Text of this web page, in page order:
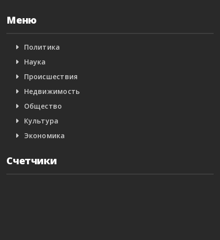
Меню
Политика
Наука
Происшествия
Недвижимость
Общество
Культура
Экономика
Счетчики